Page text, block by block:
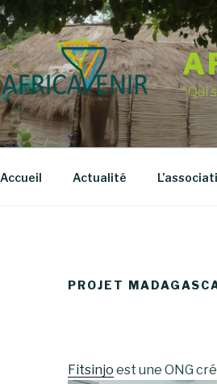
"Qui
Accueil Actualité
PROJET
Fitsinjo est une ONG